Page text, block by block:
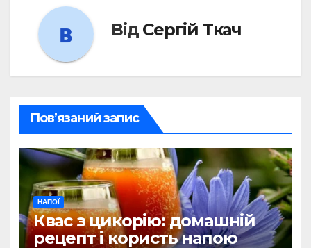
Від Сергій Ткач
Пов’язаний запис
НАПОЇ
Квас з цикорію: домашній
рецепт і користь напою